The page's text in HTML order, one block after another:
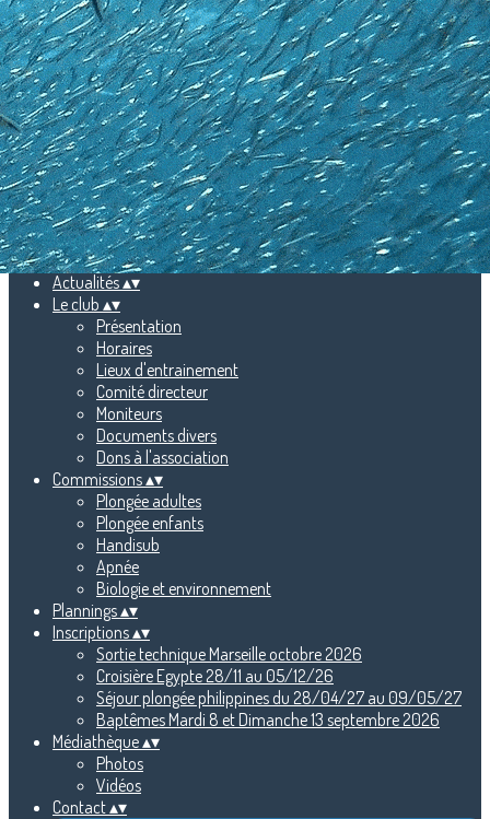
Exporter les lignes sélectionnées
Exporter toutes les colonnes
Exporter uniquement les colonnes affichées
Menu
Ajoutez un logo, un bouton, des réseaux sociaux
Cliquez pour éditer
Accueil▴▾
Actualités▴▾
Le club ▴▾
Présentation
Horaires
Lieux d'entrainement
Comité directeur
Moniteurs
Documents divers
Dons à l'association
Commissions▴▾
Plongée adultes
Plongée enfants
Handisub
Apnée
Biologie et environnement
Plannings▴▾
Inscriptions▴▾
Sortie technique Marseille octobre 2026
Croisière Egypte 28/11 au 05/12/26
Séjour plongée philippines du 28/04/27 au 09/05/27
Baptêmes Mardi 8 et Dimanche 13 septembre 2026
Médiathèque▴▾
Photos
Vidéos
Contact▴▾